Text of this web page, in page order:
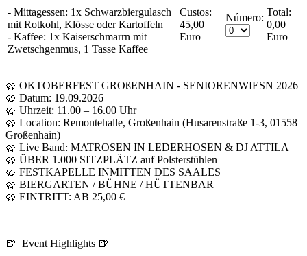
- Mittagessen: 1x Schwarzbiergulasch
mit Rotkohl, Klösse oder Kartoffeln
- Kaffee: 1x Kaiserschmarrn mit
Zwetschgenmus, 1 Tasse Kaffee
Custos:
45,00
Euro
Número:
0,00
Euro
🥨 OKTOBERFEST GROßENHAIN - SENIORENWIESN 2026
🥨 Datum: 19.09.2026
🥨 Uhrzeit: 11.00 – 16.00 Uhr
🥨 Location: Remontehalle, Großenhain (Husarenstraße 1-3, 01558
Großenhain)
🥨 Live Band: MATROSEN IN LEDERHOSEN & DJ ATTILA
🥨 ÜBER 1.000 SITZPLÄTZ auf Polsterstühlen
🥨 FESTKAPELLE INMITTEN DES SAALES
🥨 BIERGARTEN / BÜHNE / HÜTTENBAR
🥨 EINTRITT: AB 25,00 €
🍺 Event Highlights 🍺